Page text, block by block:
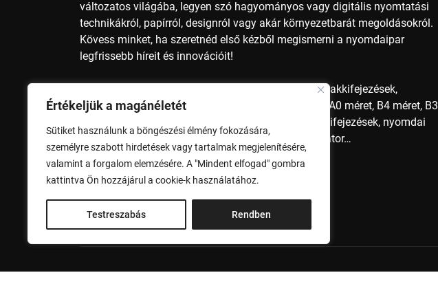
Értékeljük a magánéletét
Sütiket használunk a böngészési élmény fokozására,
személyre szabott hirdetések vagy tartalmak megjelenítésére,
valamint a forgalom elemzésére. A "Mindent elfogad" gombra
kattintva Ön hozzájárul a cookie-k használatához.
Testreszabás Rendben
változatos világába, legyen szó hagyományos vagy digitális nyomtatási
technikákról, papírról, designról vagy akár környezetbarát megoldásokról.
Kövess minket, ha szeretnéd első kézből megismerni a nyomdaipar
legfrissebb híreit és innovációit!
Nyomdai méretek, nyomdai előkészítés, nyomdai szakkifejezések,
papírméter, A4 méret, A3 méret, A2 méret, A1 méret, A0 méret, B4 méret, B3
méret, B2 méret, B1 méret, B0 méret, nyomdai szakkifejezések, nyomdai
alapszínek, nyomdai szolgáltatások, nyomdai operátor…
Adatvédelem